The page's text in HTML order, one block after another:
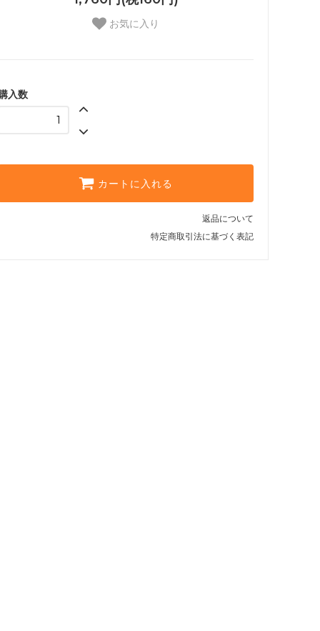
お気に入り
入数
カートに入れる
返品について
特定商取引法に基づく表記